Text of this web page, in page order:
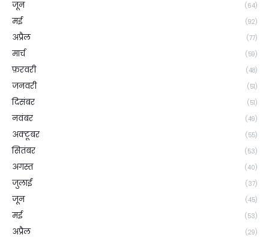
जून (64)
मई (92)
अप्रैल (77)
मार्च (59)
फ़रवरी (48)
जनवरी (51)
दिसंबर (51)
नवंबर (49)
अक्टूबर (55)
सितंबर (53)
अगस्त (40)
जुलाई (37)
जून (45)
मई (53)
अप्रैल (29)